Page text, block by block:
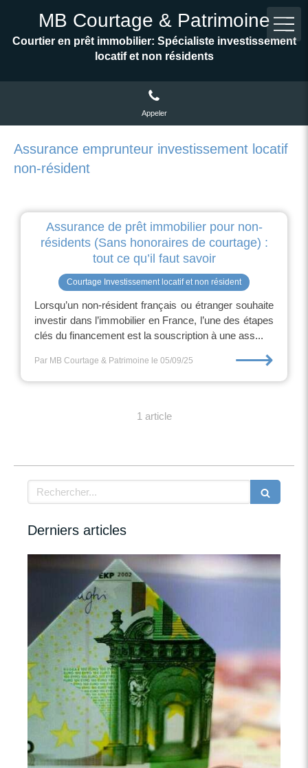
MB Courtage & Patrimoine
Courtier en prêt immobilier: Spécialiste investissement
locatif et non résidents
Appeler
Assurance emprunteur investissement locatif
non-résident
Assurance de prêt immobilier pour non-
résidents (Sans honoraires de courtage) :
tout ce qu’il faut savoir
Courtage Investissement locatif et non résident
Lorsqu’un non-résident français ou étranger souhaite
investir dans l’immobilier en France, l’une des étapes
clés du financement est la souscription à une ass...
Par MB Courtage & Patrimoine le 05/09/25 ⟶
1 article
Rechercher
Derniers articles